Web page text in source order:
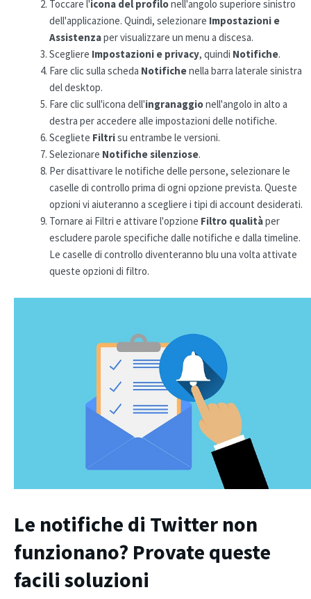
Toccare l'icona del profilonell'angolo superiore sinistro
dell'applicazione. Quindi, selezionare Impostazioni e
Assistenzaper visualizzare un menu a discesa.
Scegliere Impostazioni e privacy, quindi Notifiche.
Fare clic sulla scheda Notifichenella barra laterale sinistra
del desktop.
Fare clic sull'icona dell'ingranaggionell'angolo in alto a
destra per accedere alle impostazioni delle notifiche.
Scegliete Filtrisu entrambe le versioni.
Selezionare Notifiche silenziose.
Per disattivare le notifiche delle persone, selezionare le
caselle di controllo prima di ogni opzione prevista. Queste
opzioni vi aiuteranno a scegliere i tipi di account desiderati.
Tornare ai Filtri e attivare l'opzione Filtro qualitàper
escludere parole specifiche dalle notifiche e dalla timeline.
Le caselle di controllo diventeranno blu una volta attivate
queste opzioni di filtro.
Le notifiche di Twitter non
funzionano? Provate queste
facili soluzioni